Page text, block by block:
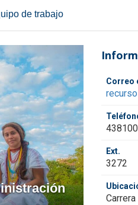
de trabajo
Correo
Ext.
3272